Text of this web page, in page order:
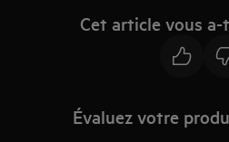
Cet article vous
Évaluez votre